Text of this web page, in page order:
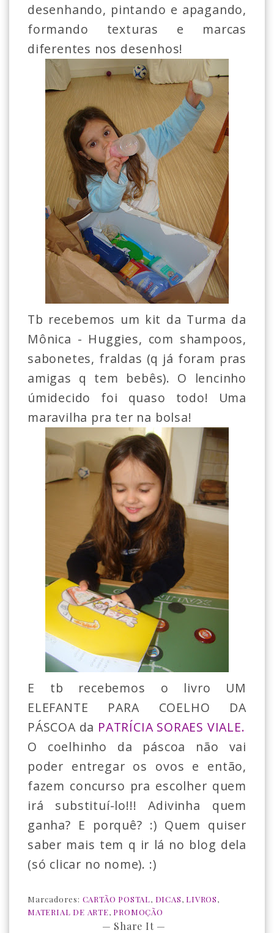
desenhando, pintando e apagando,
formando texturas e marcas
diferentes nos desenhos!
Tb recebemos um kit da Turma da
Mônica - Huggies, com shampoos,
sabonetes, fraldas (q já foram pras
amigas q tem bebês). O lencinho
úmidecido foi quaso todo! Uma
maravilha pra ter na bolsa!
E tb recebemos o livro UM
ELEFANTE PARA COELHO DA
PÁSCOA da PATRÍCIA SORAES VIALE.
O coelhinho da páscoa não vai
poder entregar os ovos e então,
fazem concurso pra escolher quem
irá substituí-lo!!! Adivinha quem
ganha? E porquê? :) Quem quiser
saber mais tem q ir lá no blog dela
(só clicar no nome). :)
Marcadores: CARTÃO POSTAL, DICAS, LIVROS,
MATERIAL DE ARTE, PROMOÇÃO
— Share It —